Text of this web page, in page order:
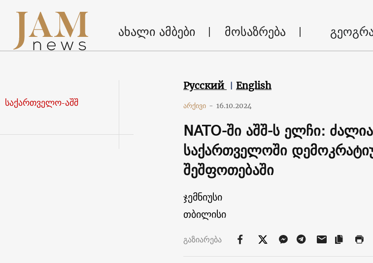
ახალი ამბები მოსაზრება
საქართველო-აშშ
Русский English
არქივი - 16.10.2024
NATO-ში აშშ-ს ელჩი:
საქართველოში
შეშფოთებაში
ჯემნიუსი
თბილისი
გაზიარება